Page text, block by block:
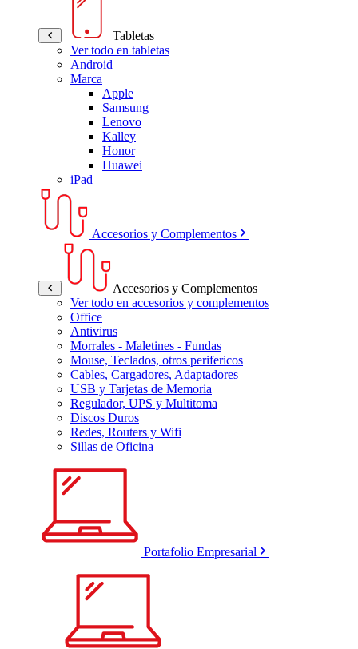
Tabletas
Ver todo en tabletas
Android
Marca
Apple
Samsung
Lenovo
Kalley
Honor
Huawei
iPad
Accesorios y Complementos
Accesorios y Complementos
Ver todo en accesorios y complementos
Office
Antivirus
Morrales - Maletines - Fundas
Mouse, Teclados, otros perifericos
Cables, Cargadores, Adaptadores
USB y Tarjetas de Memoria
Regulador, UPS y Multitoma
Discos Duros
Redes, Routers y Wifi
Sillas de Oficina
Portafolio Empresarial